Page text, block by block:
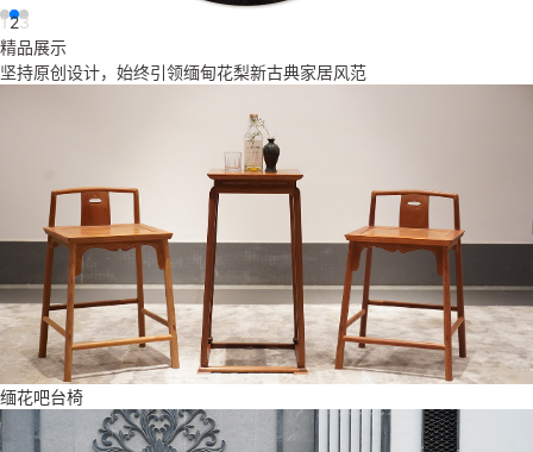
123
精品展示
坚持原创设计，始终引领缅甸花梨新古典家居风范
缅花吧台椅